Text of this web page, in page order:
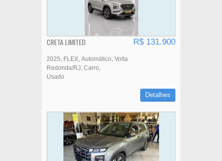
CRETA LIMITED R$ 131.900
2025 FLEX Automático Volta
Redonda/RJ Carro
Usado
Detalhes